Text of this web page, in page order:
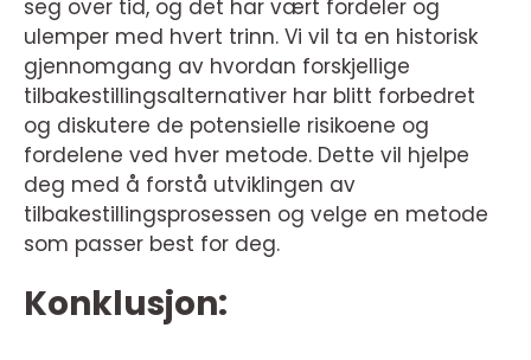
seg over tid, og det har vært fordeler og
ulemper med hvert trinn. Vi vil ta en historisk
gjennomgang av hvordan forskjellige
tilbakestillingsalternativer har blitt forbedret
og diskutere de potensielle risikoene og
fordelene ved hver metode. Dette vil hjelpe
deg med å forstå utviklingen av
tilbakestillingsprosessen og velge en metode
som passer best for deg.
Konklusjon: